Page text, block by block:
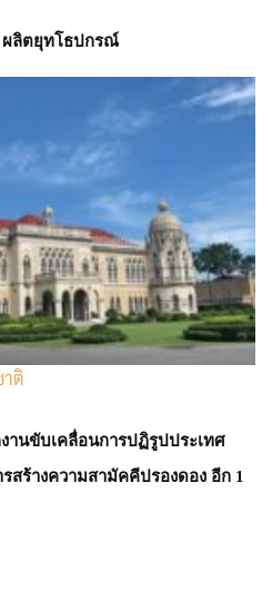
ผลิตยุทโธปกรณ์
ติ
านขับเคลื่อนการปฏิรูปประเทศ
สร้างความสามัคคีปรองดอง อีก 1
วมถึงตัวเลขเศรษฐกิจชะลอตัวลง
เศรษฐกิจถดถอย และตลาดอาจปรับ
อนกันยายน ดังนั้น จึงแนะปรับพอร์ต
บผลตอบแทนที่ยั่งยืนในทุกสภาวะ
ที่ตลาดโดยรวมอาจจะยังคงตึงตัว
นใจ เนื่องจากที่ผ่านมา การปรับตัว
ไม่กี่ตัว สร้างแนวโน้มการทำกำไรใน
กอบกับราคาที่ไม่ตึงตัวมากเกินไป
ช่วงนี้ ควรเข้าสะสมหุ้น Laggard ที่
ใช่เทคฯ ขนาดใหญ่ โดยมีกระแส
ย่างต่อเนื่อง นอกจากนี้ มองว่าตลาด
ได้รับอานิสงส์จากมาตรการกระตุ้น
ให้การฟื้นตัวยังมี Upside อยู่ ในขณะ
เช่นเดียวกับตลาดหุ้นไทย ที่มองว่ายัง
ดเด่นในช่วงที่ผ่านมา โดยมีปัจจัย
งินต่างชาติไหลเข้าหุ้นไทยอีกรอบ